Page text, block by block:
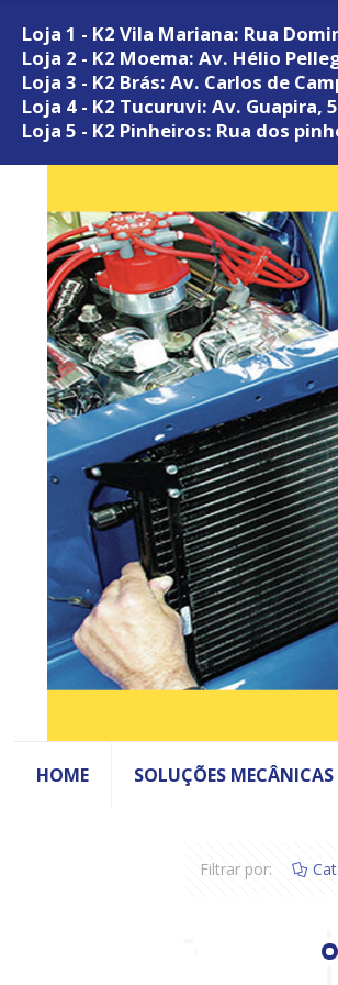
Loja 1 - K2 Vila Mariana: Rua
Loja 2 - K2 Moema: Av. Hélio
Loja 3 - K2 Brás: Av. Carlos de
Loja 4 - K2 Tucuruvi: Av. Guapira,
Loja 5 - K2 Pinheiros: Rua dos
HOME SOLUÇÕES MECÂNICAS
Filtrar por: